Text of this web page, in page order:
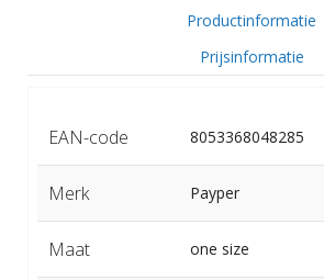
Productinformatie
Prijsinformatie
EAN-code 8053368048285
Merk Payper
Maat one size